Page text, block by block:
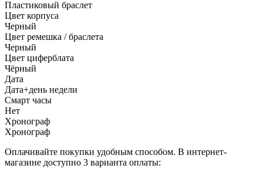
Пластиковый браслет
Цвет корпуса
Черный
Цвет ремешка / браслета
Черный
Цвет циферблата
Чёрный
Дата
Дата+день недели
Смарт часы
Нет
Хронограф
Хронограф
Оплачивайте покупки удобным способом. В интернет-
магазине доступно 3 варианта оплаты: